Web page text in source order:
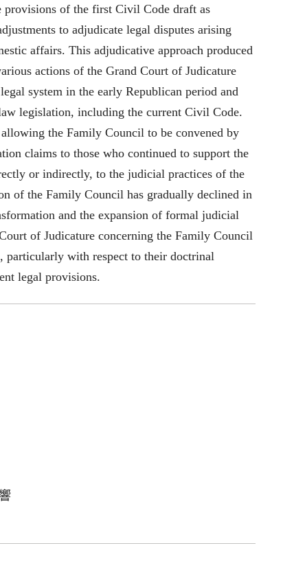
provisions of the first Civil Code draft as
to adjudicate legal disputes arising
affairs. This adjudicative approach produced
actions of the Grand Court of Judicature
system in the early Republican period and
legislation, including the current Civil Code.
the Family Council to be convened by
claims to those who continued to support the
or indirectly, to the judicial practices of the
of the Family Council has gradually declined in
and the expansion of formal judicial
of Judicature concerning the Family Council
particularly with respect to their doctrinal
legal provisions.